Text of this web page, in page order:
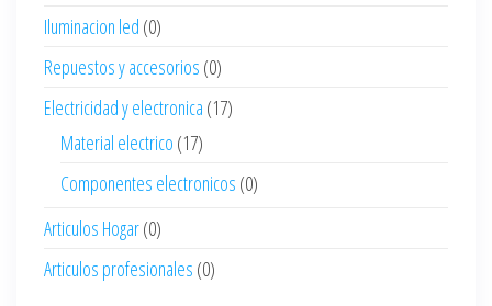
Iluminacion led (0)
Repuestos y accesorios (0)
Electricidad y electronica (17)
Material electrico (17)
Componentes electronicos (0)
Articulos Hogar(0)
Articulos profesionales (0)